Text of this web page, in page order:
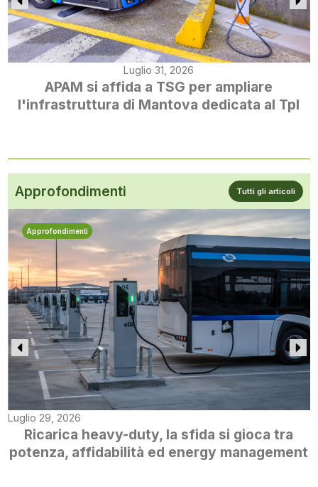
Luglio 31, 2026
APAM si affida a TSG per ampliare
l'infrastruttura di Mantova dedicata al Tpl
Approfondimenti Tutti gli articoli
Approfondimenti
Luglio 29, 2026
Ricarica heavy-duty, la sfida si gioca tra
potenza, affidabilità ed energy management